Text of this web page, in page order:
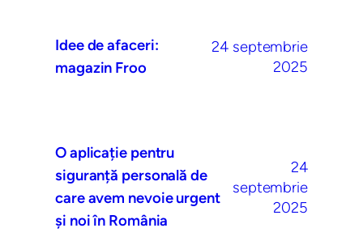
Idee de afaceri:
magazin Froo
24 septembrie
2025
O aplicație pentru
siguranță personală de
care avem nevoie urgent
și noi în România
24
septembrie
2025